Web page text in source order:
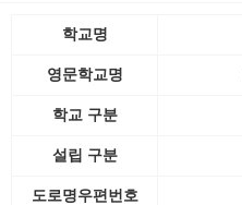
학교명
영문학교명
학교 구분
설립 구분
도로명우편번호